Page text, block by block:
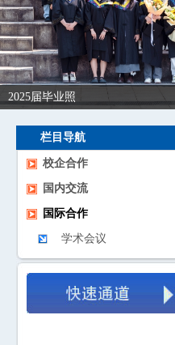
2025届毕业照
栏目导航
校企合作
国内交流
国际合作
学术会议